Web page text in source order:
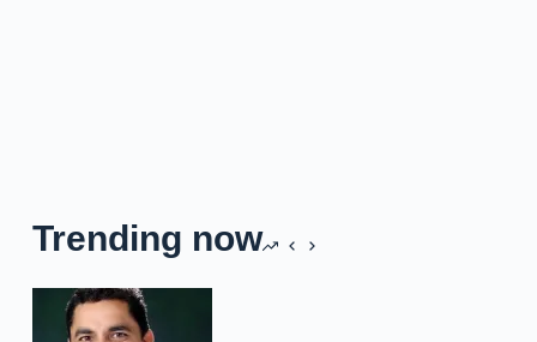
Trending now